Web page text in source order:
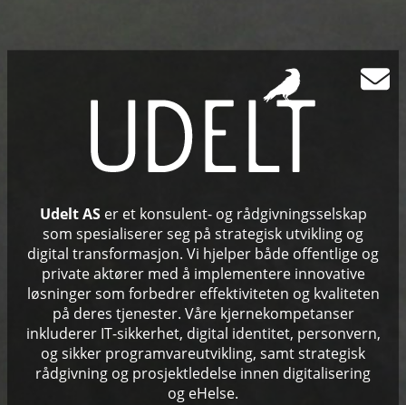
Udelt ASer et konsulent- og rådgivningsselskap
som spesialiserer seg på strategisk utvikling og
digital transformasjon. Vi hjelper både offentlige og
private aktører med å implementere innovative
løsninger som forbedrer effektiviteten og kvaliteten
på deres tjenester. Våre kjernekompetanser
inkluderer IT-sikkerhet, digital identitet, personvern,
og sikker programvareutvikling, samt strategisk
rådgivning og prosjektledelse innen digitalisering
og eHelse.